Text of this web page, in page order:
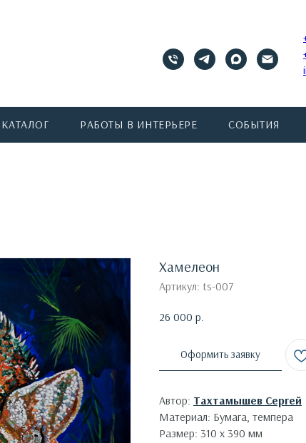
КАТАЛОГ РАБОТЫ В ИНТЕРЬЕРЕ СОБЫТИЯ
Хамелеон
Артикул: ts-007
26 000 р.
Оформить заявку
Автор: Тахтамышев Сергей
Материал: Бумага, темпера
Размер: 310 х 390 мм